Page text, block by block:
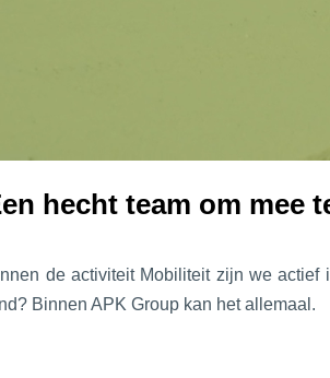
hecht team om mee
de activiteit Mobiliteit zijn we
Binnen APK Group kan het allemaal.